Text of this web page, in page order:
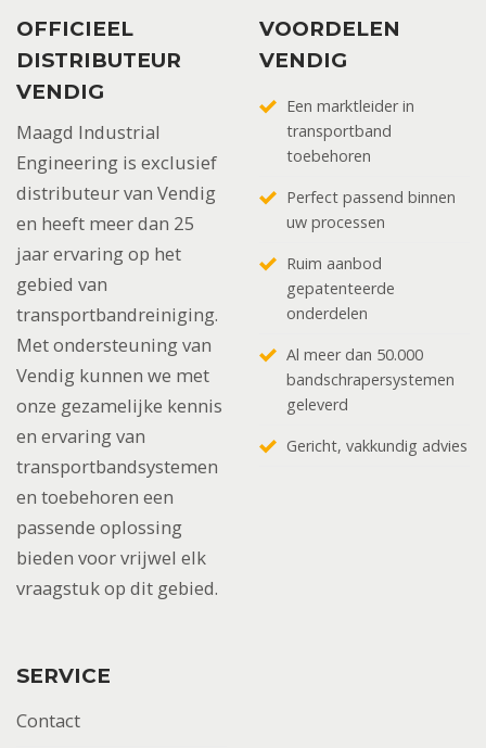
OFFICIEEL
DISTRIBUTEUR
VENDIG
Maagd Industrial
Engineering is exclusief
distributeur van Vendig
en heeft meer dan 25
jaar ervaring op het
gebied van
transportbandreiniging.
Met ondersteuning van
Vendig kunnen we met
onze gezamelijke kennis
en ervaring van
transportbandsystemen
en toebehoren een
passende oplossing
bieden voor vrijwel elk
vraagstuk op dit gebied.
VOORDELEN
VENDIG
Een marktleider in
transportband
toebehoren
Perfect passend binnen
uw processen
Ruim aanbod
gepatenteerde
onderdelen
Al meer dan 50.000
bandschrapersystemen
geleverd
Gericht, vakkundig advies
SERVICE
Contact